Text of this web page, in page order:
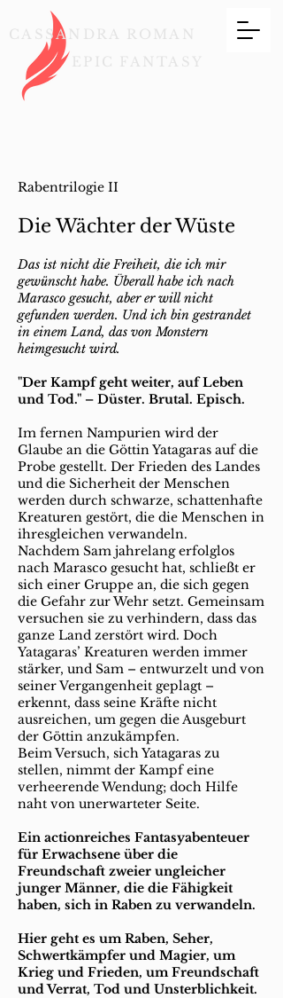
CASSANDRA ROMAN
EPIC FANTASY
Rabentrilogie II
Die Wächter der Wüste
Das ist nicht die Freiheit, die ich mir
gewünscht habe. Überall habe ich nach
Marasco gesucht, aber er will nicht
gefunden werden. Und ich bin gestrandet
in einem Land, das von Monstern
heimgesucht wird.
"Der Kampf geht weiter, auf Leben
und Tod." – Düster. Brutal. Episch.
Im fernen Nampurien wird der
Glaube an die Göttin Yatagaras auf die
Probe gestellt. Der Frieden des Landes
und die Sicherheit der Menschen
werden durch schwarze, schattenhafte
Kreaturen gestört, die die Menschen in
ihresgleichen verwandeln.
Nachdem Sam jahrelang erfolglos
nach Marasco gesucht hat, schließt er
sich einer Gruppe an, die sich gegen
die Gefahr zur Wehr setzt. Gemeinsam
versuchen sie zu verhindern, dass das
ganze Land zerstört wird. Doch
Yatagaras’ Kreaturen werden immer
stärker, und Sam – entwurzelt und von
seiner Vergangenheit geplagt –
erkennt, dass seine Kräfte nicht
ausreichen, um gegen die Ausgeburt
der Göttin anzukämpfen.
Beim Versuch, sich Yatagaras zu
stellen, nimmt der Kampf eine
verheerende Wendung; doch Hilfe
naht von unerwarteter Seite.
Ein actionreiches Fantasyabenteuer
für Erwachsene über die
Freundschaft zweier ungleicher
junger Männer, die die Fähigkeit
haben, sich in Raben zu verwandeln.
Hier geht es um Raben, Seher,
Schwertkämpfer und Magier, um
Krieg und Frieden, um Freundschaft
und Verrat, Tod und Unsterblichkeit.